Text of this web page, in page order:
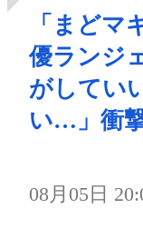
「まどマ
優ランジ
がしてい
い…」衝
08月05日